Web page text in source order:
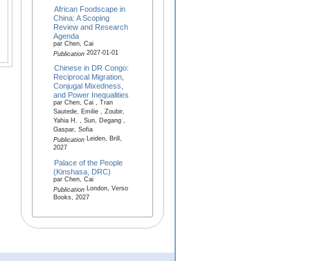
African Foodscape in
China: A Scoping
Review and Research
Agenda
par Chen, Cai
Publication2027-01-01
Chinese in DR Congo:
Reciprocal Migration,
Conjugal Mixedness,
and Power Inequalities
par Chen, Cai , Tran
Sautede, Emilie , Zoubir,
Yahia H. , Sun, Degang ,
Gaspar, Sofia
PublicationLeiden, Brill,
2027
Palace of the People
(Kinshasa, DRC)
par Chen, Cai
PublicationLondon, Verso
Books, 2027